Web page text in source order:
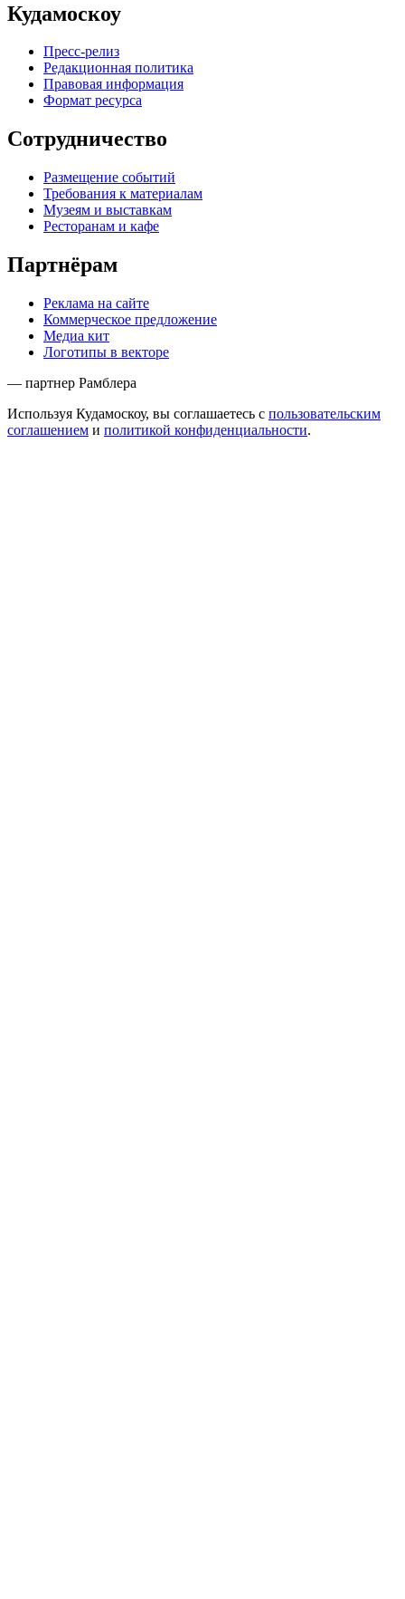
Кудамоскоу
Пресс-релиз
Редакционная политика
Правовая информация
Формат ресурса
Сотрудничество
Размещение событий
Требования к материалам
Музеям и выставкам
Ресторанам и кафе
Партнёрам
Реклама на сайте
Коммерческое предложение
Медиа кит
Логотипы в векторе
— партнер Рамблера
Используя Кудамоскоу, вы соглашаетесь с пользовательским
соглашением и политикой конфиденциальности.